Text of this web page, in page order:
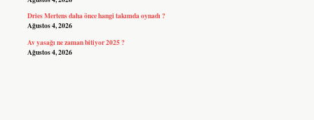
Dries Mertens daha önce hangi takımda oynadı ?
Ağustos 4, 2026
Av yasağı ne zaman bitiyor 2025 ?
Ağustos 4, 2026